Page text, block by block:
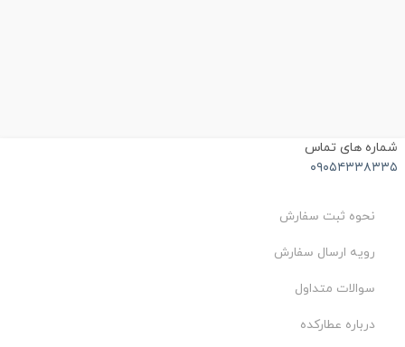
های تماس
نحوه ثبت سفارش
رویه ارسال سفارش
سوالات متداول
درباره عطارکده